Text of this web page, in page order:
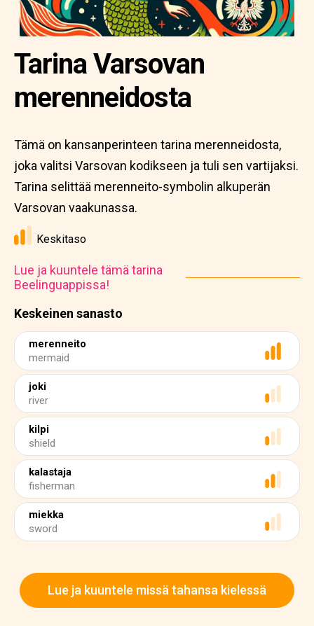
Keskeinen sanasto
merenneito
mermaid
joki
river
kilpi
shield
kalastaja
fisherman
miekka
sword
Tarina Varsovan
merenneidosta
Tämä on kansanperinteen tarina merenneidosta,
joka valitsi Varsovan kodikseen ja tuli sen vartijaksi.
Tarina selittää merenneito-symbolin alkuperän
Varsovan vaakunassa.
Keskitaso
Lue ja kuuntele tämä tarina
Beelinguappissa!
Lue ja kuuntele missä tahansa kielessä